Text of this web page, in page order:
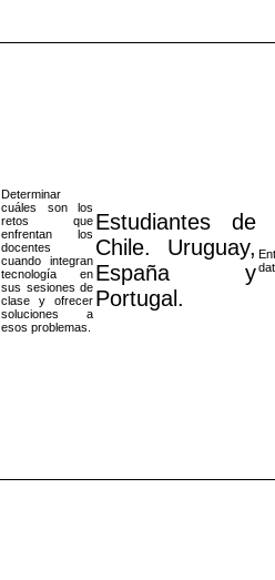
Determinar
cuáles son los
retos que
enfrentan los
docentes
cuando integran
tecnología en
sus sesiones de
clase y ofrecer
soluciones a
esos problemas.
Estudiantes de
Chile. Uruguay,
España y
Portugal.